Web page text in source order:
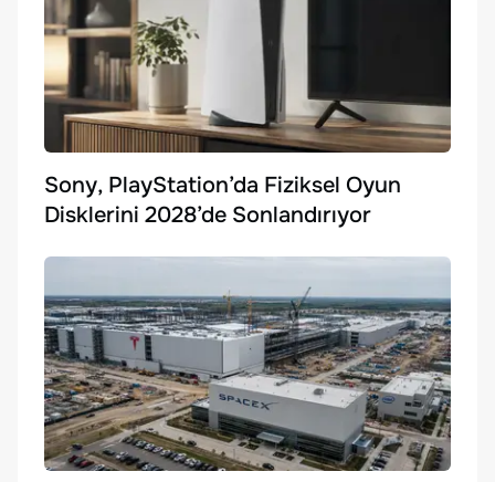
Sony, PlayStation’da Fiziksel Oyun
Disklerini 2028’de Sonlandırıyor